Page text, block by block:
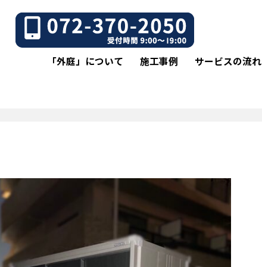
「外庭」について 施工事例 サービスの流れ